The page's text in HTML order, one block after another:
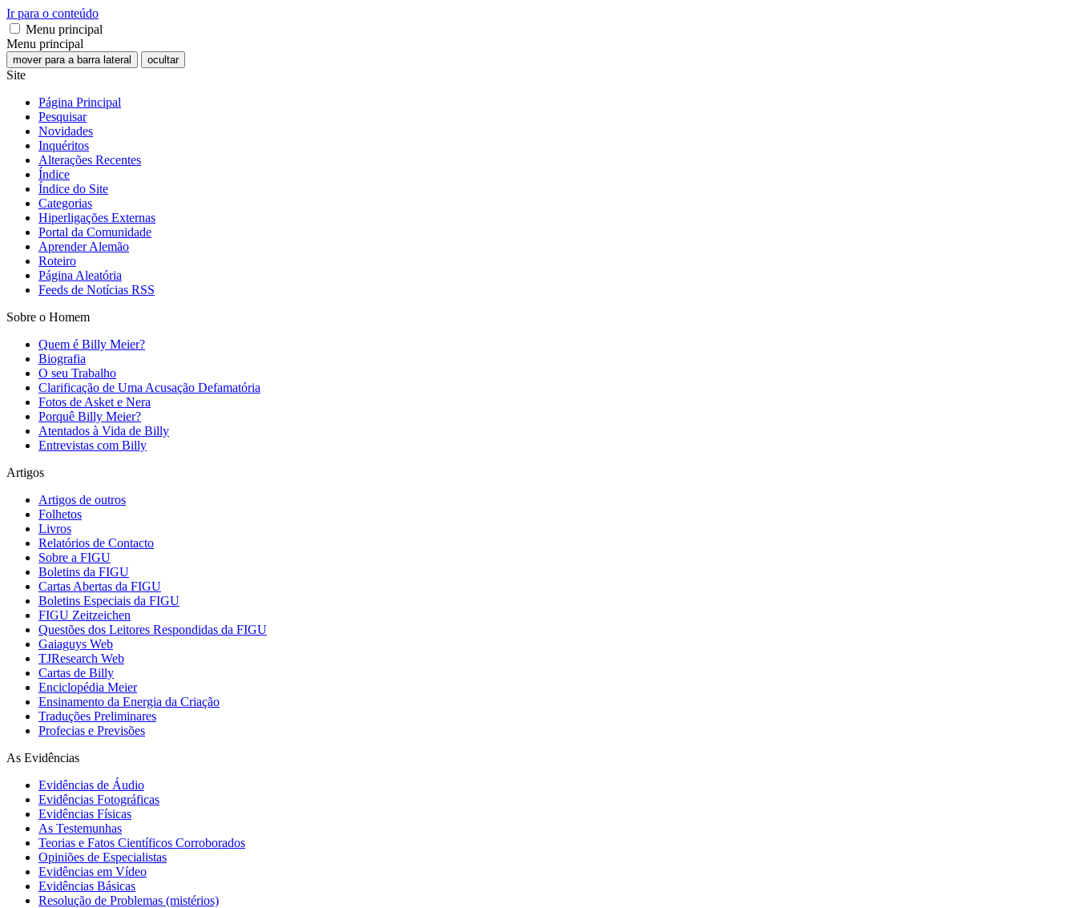
Ir para o conteúdo
Menu principal
Menu principal
mover para a barra lateral ocultar
Site
Página Principal
Pesquisar
Novidades
Inquéritos
Alterações Recentes
Índice
Índice do Site
Categorias
Hiperligações Externas
Portal da Comunidade
Aprender Alemão
Roteiro
Página Aleatória
Feeds de Notícias RSS
Sobre o Homem
Quem é Billy Meier?
Biografia
O seu Trabalho
Clarificação de Uma Acusação Defamatória
Fotos de Asket e Nera
Porquê Billy Meier?
Atentados à Vida de Billy
Entrevistas com Billy
Artigos
Artigos de outros
Folhetos
Livros
Relatórios de Contacto
Sobre a FIGU
Boletins da FIGU
Cartas Abertas da FIGU
Boletins Especiais da FIGU
FIGU Zeitzeichen
Questões dos Leitores Respondidas da FIGU
Gaiaguys Web
TJResearch Web
Cartas de Billy
Enciclopédia Meier
Ensinamento da Energia da Criação
Traduções Preliminares
Profecias e Previsões
As Evidências
Evidências de Áudio
Evidências Fotográficas
Evidências Físicas
As Testemunhas
Teorias e Fatos Científicos Corroborados
Opiniões de Especialistas
Evidências em Vídeo
Evidências Básicas
Resolução de Problemas (mistérios)